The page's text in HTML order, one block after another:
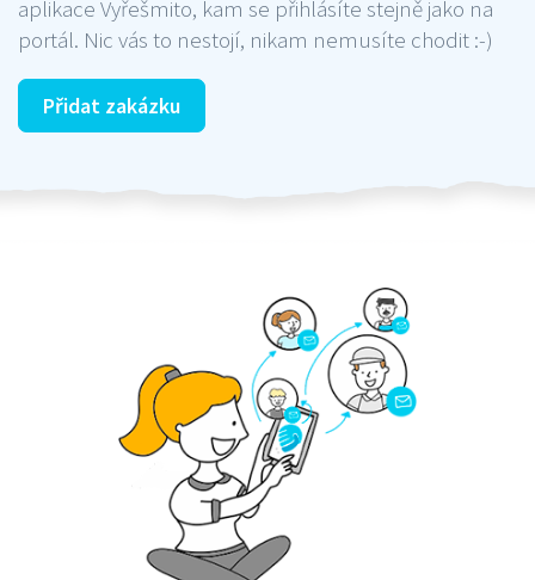
aplikace Vyřešmito, kam se přihlásíte stejně jako na
portál. Nic vás to nestojí, nikam nemusíte chodit :-)
Přidat zakázku